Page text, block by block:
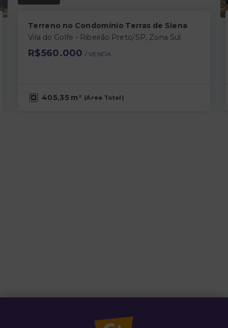
Terreno no Condomínio Terras de Siena
Vila do Golfe - Ribeirão Preto/SP, Zona Sul
R$560.000 / VENDA
405,35 m² (Área Total )